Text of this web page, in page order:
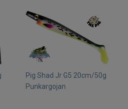
Pig Shad Jr G5 20cm/50g
Punkargojan